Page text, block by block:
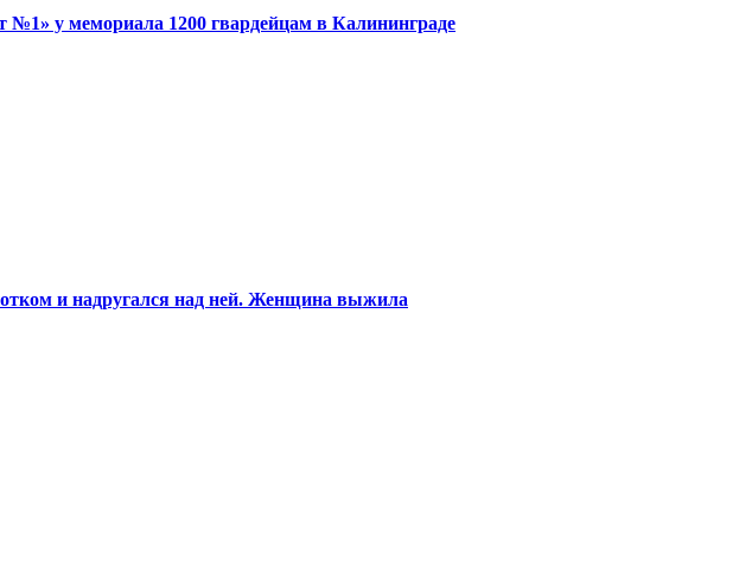
№1» у мемориала 1200 гвардейцам в Калининграде
и надругался над ней. Женщина выжила